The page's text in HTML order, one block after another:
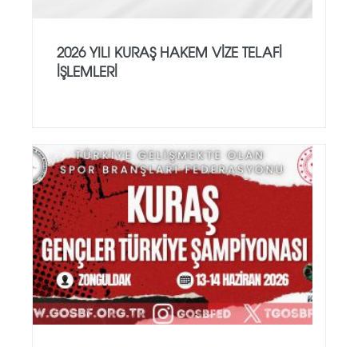
2026 YILI KURAŞ HAKEM VİZE TELAFİ
İŞLEMLERİ